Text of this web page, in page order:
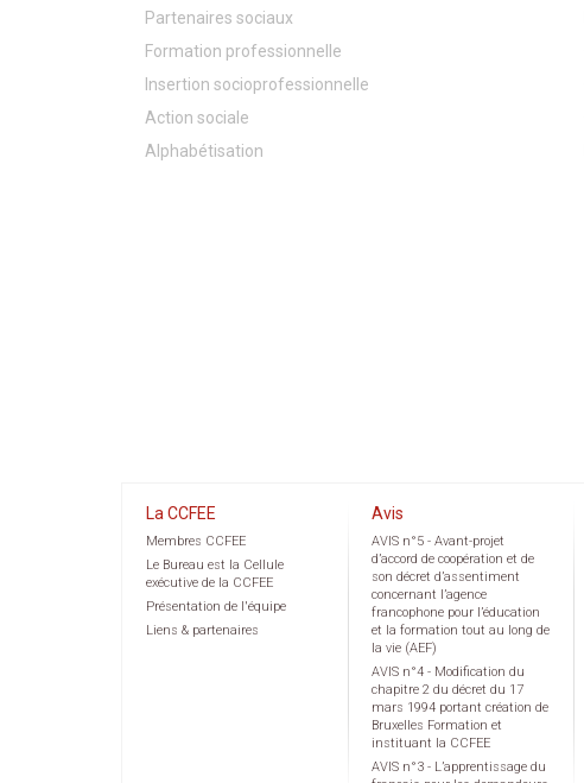
Partenaires sociaux
Formation professionnelle
Insertion socioprofessionnelle
Action sociale
Alphabétisation
La CCFEE
Membres CCFEE
Le Bureau est la Cellule
exécutive de la CCFEE
Présentation de l'équipe
Liens & partenaires
Avis
AVIS n°5 - Avant-projet
d’accord de coopération et de
son décret d’assentiment
concernant l’agence
francophone pour l’éducation
et la formation tout au long de
la vie (AEF)
AVIS n°4 - Modification du
chapitre 2 du décret du 17
mars 1994 portant création de
Bruxelles Formation et
instituant la CCFEE
AVIS n°3 - L’apprentissage du